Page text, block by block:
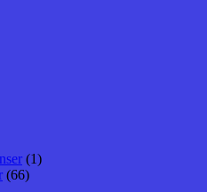
(1)
(66)